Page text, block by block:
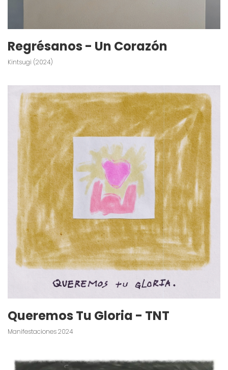
Regrésanos - Un Corazón
Kintsugi (2024)
Queremos Tu Gloria - TNT
Manifestaciones 2024